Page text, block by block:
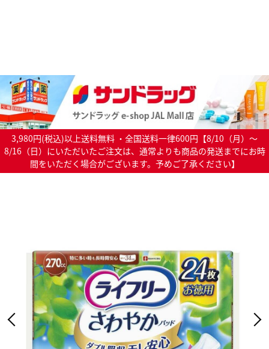
3,980円(税込)以上送料無料 ・全国送料一律600円【8/10（月）～
8/16（日）にいただいたご注文は、通常よりも商品の発送までにお時
間をいただく場合がございます。予めご了承ください】